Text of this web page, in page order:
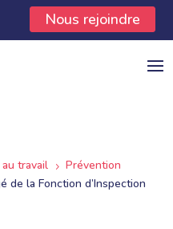
Nous rejoindre
travail 5
Prévention
de la Fonction d’Inspection